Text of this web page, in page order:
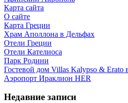
Карта сайта
О сайте
Карта Греции
Храм Аполлона в Дельфах
Отели Греции
Отели Кателиоса
Парк Родини
Гостевой дом Villas Kalypso & Erato
Аэропорт Ираклион HER
Недавние записи